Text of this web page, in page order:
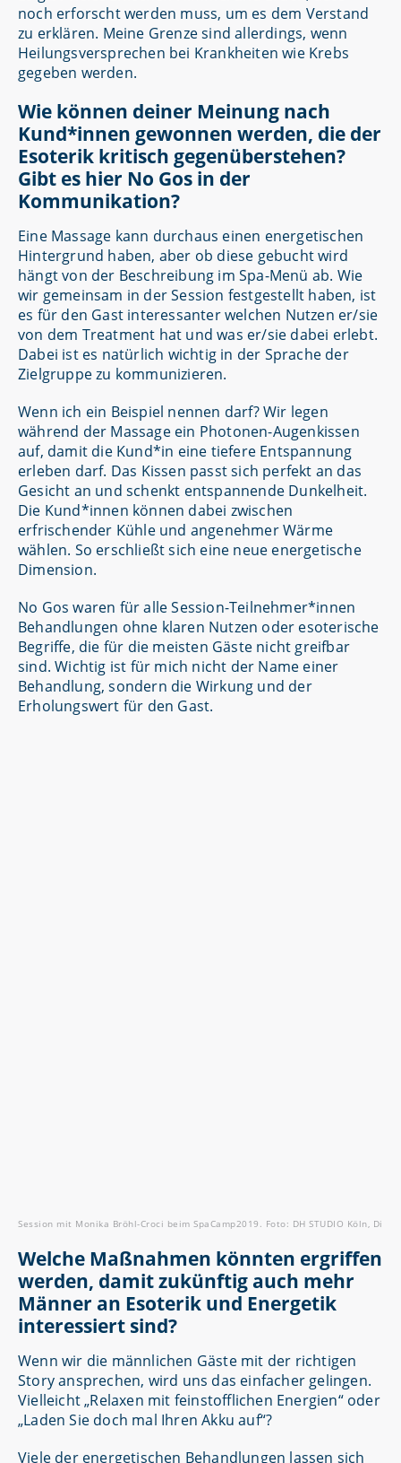
noch erforscht werden muss, um es dem Verstand
zu erklären. Meine Grenze sind allerdings, wenn
Heilungsversprechen bei Krankheiten wie Krebs
gegeben werden.
Wie können deiner Meinung nach
Kund*innen gewonnen werden, die der
Esoterik kritisch gegenüberstehen?
Gibt es hier No Gos in der
Kommunikation?
Eine Massage kann durchaus einen energetischen
Hintergrund haben, aber ob diese gebucht wird
hängt von der Beschreibung im Spa-Menü ab. Wie
wir gemeinsam in der Session festgestellt haben, ist
es für den Gast interessanter welchen Nutzen er/sie
von dem Treatment hat und was er/sie dabei erlebt.
Dabei ist es natürlich wichtig in der Sprache der
Zielgruppe zu kommunizieren.
Wenn ich ein Beispiel nennen darf? Wir legen
während der Massage ein Photonen-Augenkissen
auf, damit die Kund*in eine tiefere Entspannung
erleben darf. Das Kissen passt sich perfekt an das
Gesicht an und schenkt entspannende Dunkelheit.
Die Kund*innen können dabei zwischen
erfrischender Kühle und angenehmer Wärme
wählen. So erschließt sich eine neue energetische
Dimension.
No Gos waren für alle Session-Teilnehmer*innen
Behandlungen ohne klaren Nutzen oder esoterische
Begriffe, die für die meisten Gäste nicht greifbar
sind. Wichtig ist für mich nicht der Name einer
Behandlung, sondern die Wirkung und der
Erholungswert für den Gast.
Session mit Monika Bröhl-Croci beim SpaCamp2019. Foto: DH STUDIO Köln, Dirk
Welche Maßnahmen könnten ergriffen
werden, damit zukünftig auch mehr
Männer an Esoterik und Energetik
interessiert sind?
Wenn wir die männlichen Gäste mit der richtigen
Story ansprechen, wird uns das einfacher gelingen.
Vielleicht „Relaxen mit feinstofflichen Energien“ oder
„Laden Sie doch mal Ihren Akku auf“?
Viele der energetischen Behandlungen lassen sich